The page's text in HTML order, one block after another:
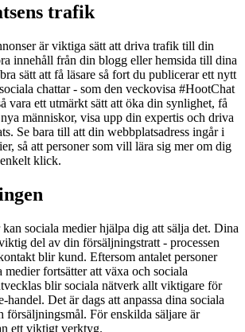
trafik
är viktiga sätt att driva trafik till din
innehåll från din blogg eller hemsida till dina
sätt att få läsare så fort du publicerar ett nytt
chattar - som den veckovisa #HootChat
vara ett utmärkt sätt att öka din synlighet, få
människor, visa upp din expertis och driva
Se bara till att din webbplatsadress ingår i
så att personer som vill lära sig mer om dig
klick.
sociala medier hjälpa dig att sälja det. Dina
del av din försäljningstratt - processen
blir kund. Eftersom antalet personer
medier fortsätter att växa och sociala
blir sociala nätverk allt viktigare för
Det är dags att anpassa dina sociala
försäljningsmål. För enskilda säljare är
ett viktigt verktyg.